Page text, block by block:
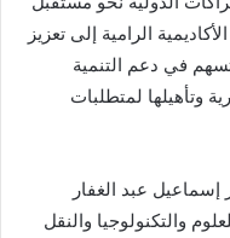
الرامية إلى تعزيز
في دعم التنمية
وتأهيلها لمتطلبات
عبد الغفار
والتكنولوجيا والنقل